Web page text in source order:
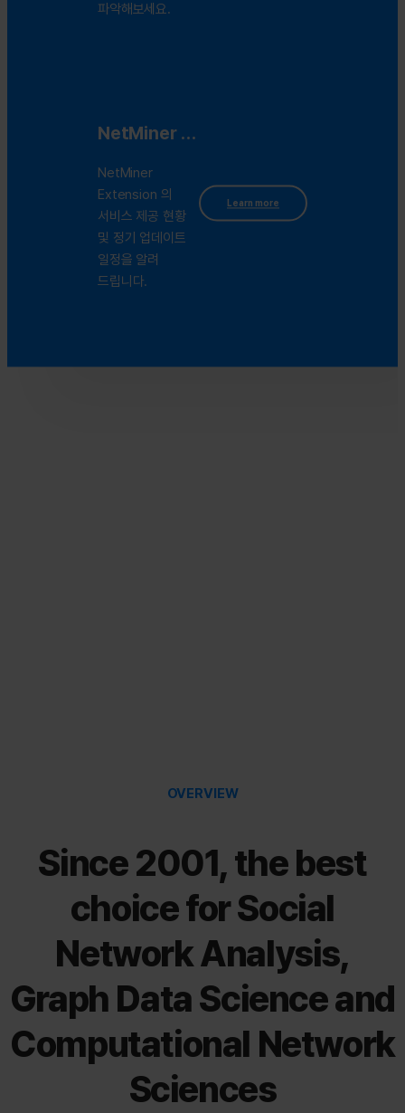
파악해보세요.
NetMiner Extension 서비스 이용 가능 현황 및 업데이트 일정 알림
NetMiner
Extension 의
서비스 제공 현황
및 정기 업데이트
일정을 알려
드립니다.
Learn more
OVERVIEW
Since 2001, the best
choice for Social
Network Analysis,
Graph Data Science and
Computational Network
Sciences